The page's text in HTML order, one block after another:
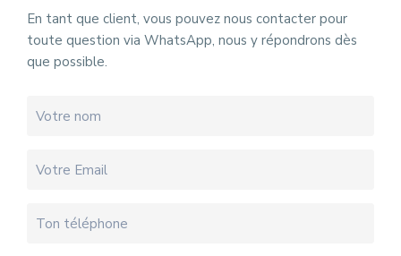
En tant que client, vous pouvez nous contacter pour
toute question via WhatsApp, nous y répondrons dès
que possible.